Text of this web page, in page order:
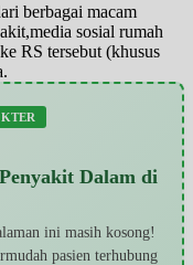
berbagai macam
sosial rumah
RS tersebut (khusus
Dalam di
ini masih kosong!
pasien terhubung